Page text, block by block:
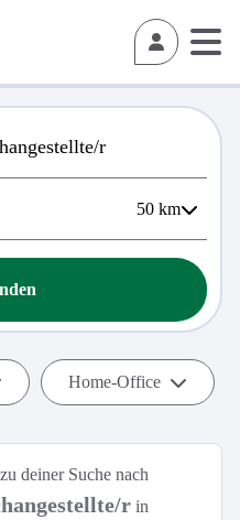
50 km
Home-Office
deiner Suche nach
r in